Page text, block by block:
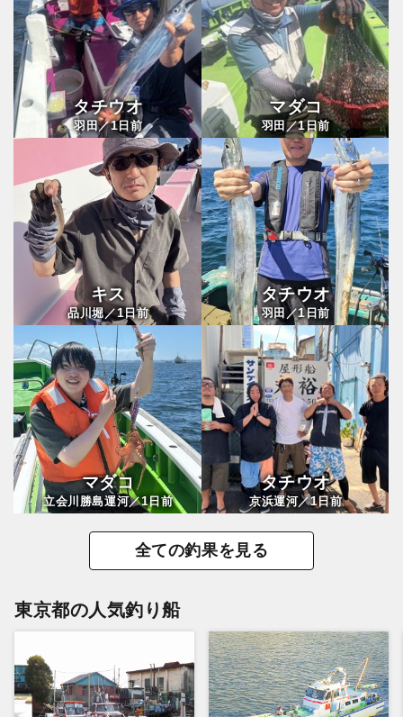
タチウオ
羽田／1日前
マダコ
羽田／1日前
キス
品川堀／1日前
タチウオ
羽田／1日前
マダコ
立会川勝島運河／1日前
タチウオ
京浜運河／1日前
全ての釣果を見る
東京都の人気釣り船